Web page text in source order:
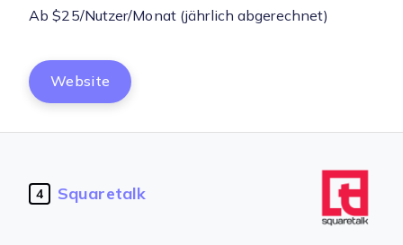
Ab $25/Nutzer/Monat (jährlich abgerechnet)
Website
4 Squaretalk